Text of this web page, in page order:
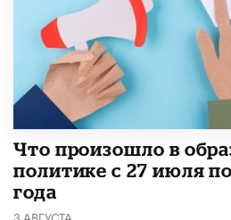
​Что произошло в
политике с 27 июля
года
3 АВГУСТА